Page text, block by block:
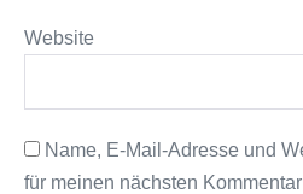
Website
Name, E-Mail-Adresse und
für meinen nächsten